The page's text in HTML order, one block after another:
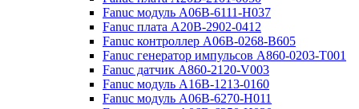
Fanuc модуль A06B-6111-H037
Fanuc плата A20B-2902-0412
Fanuc контроллер A06B-0268-B605
Fanuc генератор импульсов A860-0203-T001
Fanuc датчик A860-2120-V003
Fanuc модуль A16B-1213-0160
Fanuc модуль A06B-6270-H011